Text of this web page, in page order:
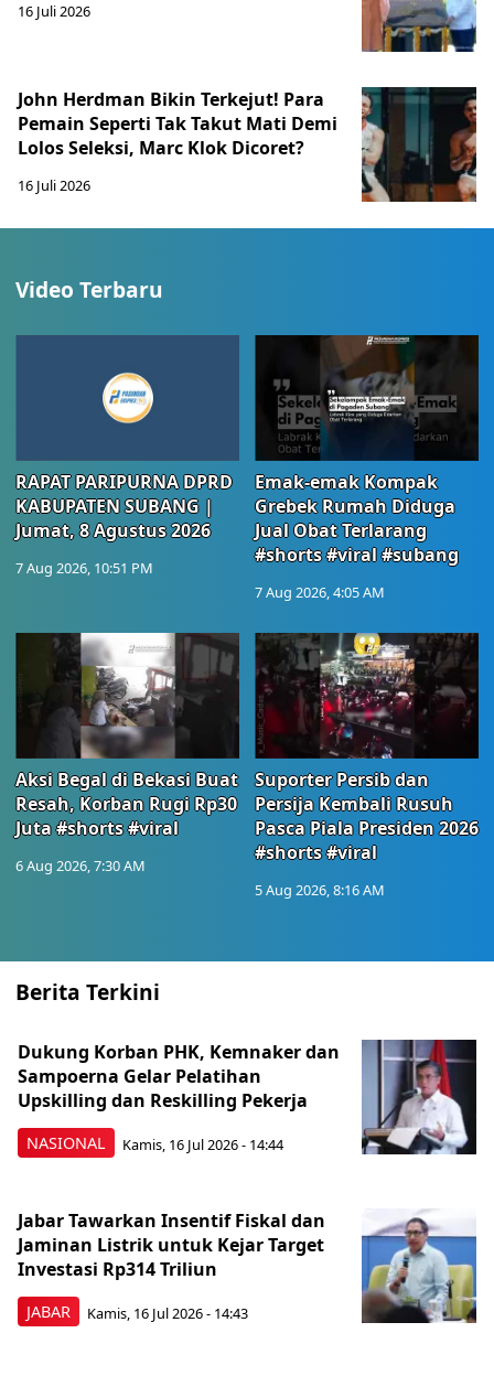
16 Juli 2026
John Herdman Bikin Terkejut! Para
Pemain Seperti Tak Takut Mati Demi
Lolos Seleksi, Marc Klok Dicoret?
16 Juli 2026
Video Terbaru
RAPAT PARIPURNA DPRD
KABUPATEN SUBANG |
Jumat, 8 Agustus 2026
7 Aug 2026, 10:51 PM
Emak-emak Kompak
Grebek Rumah Diduga
Jual Obat Terlarang
#shorts #viral #subang
7 Aug 2026, 4:05 AM
Aksi Begal di Bekasi Buat
Resah, Korban Rugi Rp30
Juta #shorts #viral
6 Aug 2026, 7:30 AM
Suporter Persib dan
Persija Kembali Rusuh
Pasca Piala Presiden 2026
#shorts #viral
5 Aug 2026, 8:16 AM
Berita Terkini
NASIONAL
Dukung Korban PHK, Kemnaker dan
Sampoerna Gelar Pelatihan
Upskilling dan Reskilling Pekerja
Kamis, 16 Jul 2026 - 14:44
JABAR
Jabar Tawarkan Insentif Fiskal dan
Jaminan Listrik untuk Kejar Target
Investasi Rp314 Triliun
Kamis, 16 Jul 2026 - 14:43